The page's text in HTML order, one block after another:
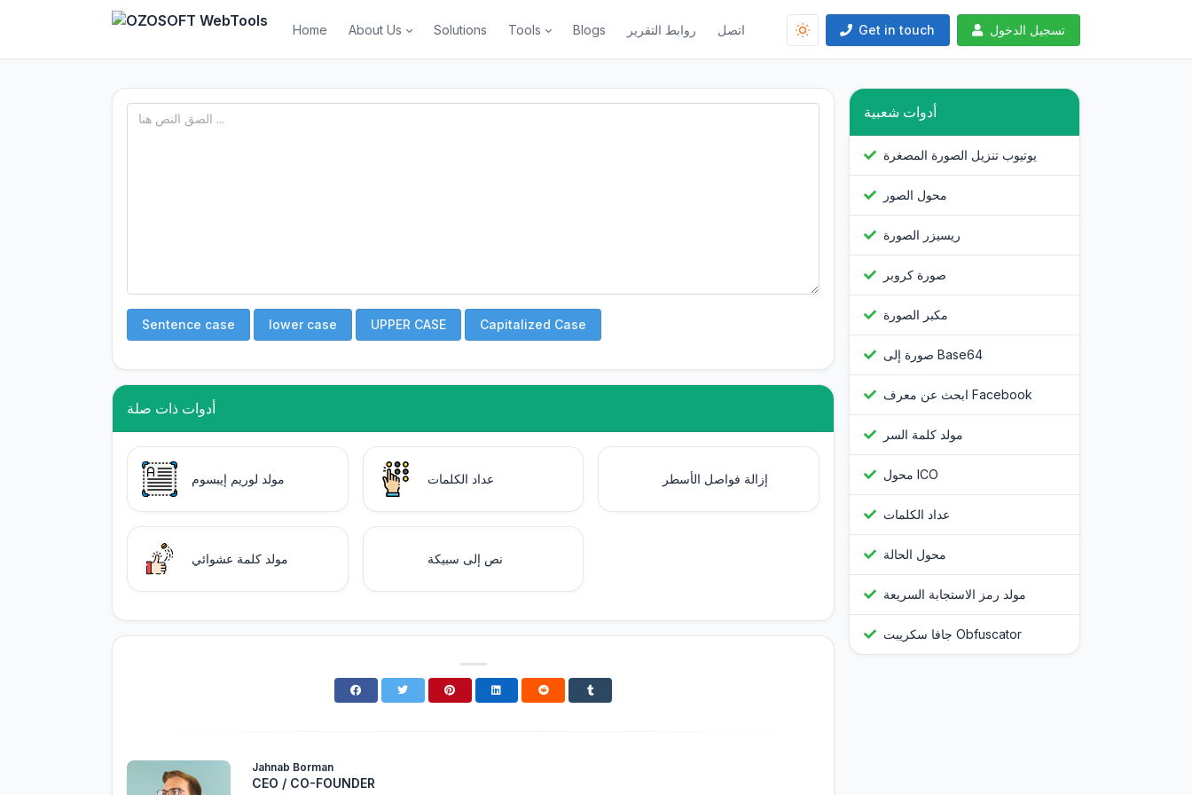
Get in touch تسجيل الدخول Home About Us Solutions Tools Blogs روابط التقرير اتصل
Sentence case lower case UPPER CASE Capitalized Case
أدوات ذات صلة
مولد لوريم إيبسوم عداد الكلمات إزالة فواصل الأسطر
مولد كلمة عشوائي نص إلى سبيكة
Jahnab Borman
CEO / CO-FOUNDER
أدوات شعبية
يوتيوب تنزيل الصورة المصغرة
محول الصور
ريسيزر الصورة
صورة كروبر
مكبر الصورة
صورة إلى Base64
ابحث عن معرف Facebook
مولد كلمة السر
محول ICO
عداد الكلمات
محول الحالة
مولد رمز الاستجابة السريعة
جافا سكريبت Obfuscator